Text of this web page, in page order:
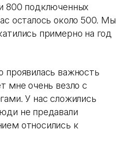
800 подключенных
осталось около 500. Мы
примерно на год
проявилась важность
мне очень везло с
У нас сложились
не предавали
относились к